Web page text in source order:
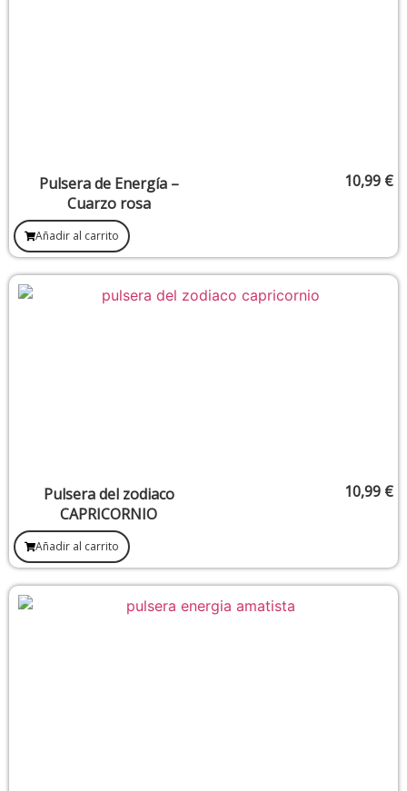
Pulsera de Energía –
Cuarzo rosa
10,99 €
Añadir al carrito
Pulsera del zodiaco
CAPRICORNIO
10,99 €
Añadir al carrito